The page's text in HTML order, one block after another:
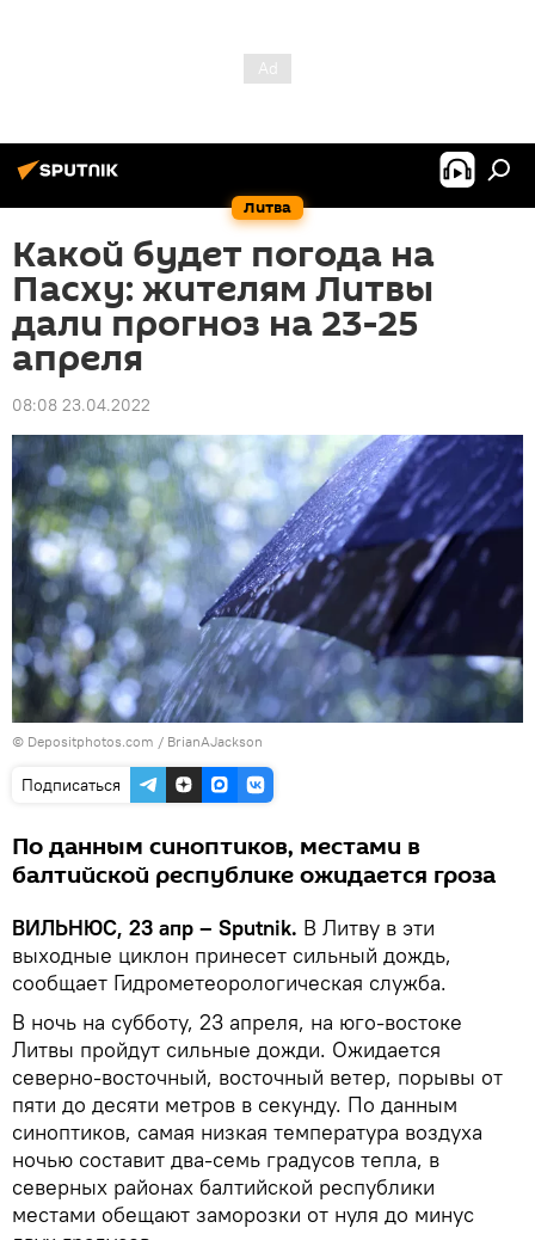
Литва
Какой будет погода на
Пасху: жителям Литвы
дали прогноз на 23-25
апреля
08:08 23.04.2022
© Depositphotos.com / BrianAJackson
Подписаться
По данным синоптиков, местами в
балтийской республике ожидается гроза
ВИЛЬНЮС, 23 апр – Sputnik. В Литву в эти
выходные циклон принесет сильный дождь,
сообщает Гидрометеорологическая служба.
В ночь на субботу, 23 апреля, на юго-востоке
Литвы пройдут сильные дожди. Ожидается
северно-восточный, восточный ветер, порывы от
пяти до десяти метров в секунду. По данным
синоптиков, самая низкая температура воздуха
ночью составит два-семь градусов тепла, в
северных районах балтийской республики
местами обещают заморозки от нуля до минус